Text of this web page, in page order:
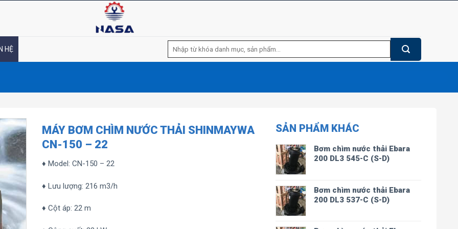
HỆ
kiếm:
SẢN PHẨM KHÁC
Bơm chìm nước thải Ebara
200 DL3 545-C (S-D)
Bơm chìm nước thải Ebara
200 DL3 537-C (S-D)
MÁY BƠM CHÌM NƯỚC THẢI SHINMAYWA
CN-150 – 22
♦ Model: CN-150 – 22
♦ Lưu lượng: 216 m3/h
♦ Cột áp: 22 m